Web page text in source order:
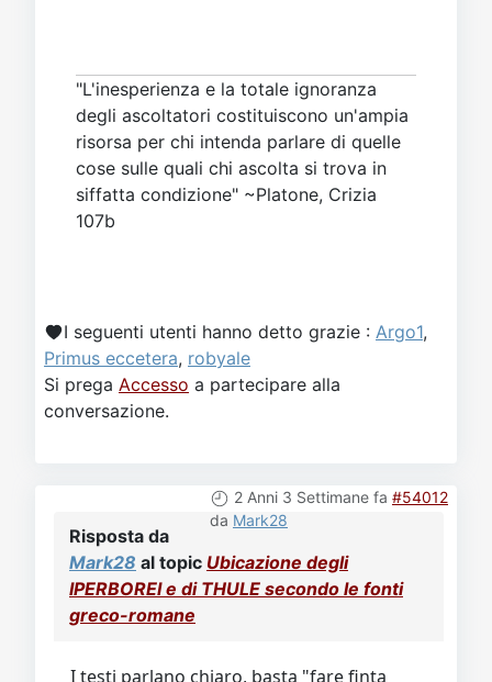
"L'inesperienza e la totale ignoranza
degli ascoltatori costituiscono un'ampia
risorsa per chi intenda parlare di quelle
cose sulle quali chi ascolta si trova in
siffatta condizione" ~Platone, Crizia
107b
I seguenti utenti hanno detto grazie : Argo1,
Primus eccetera, robyale
Si prega Accesso a partecipare alla
conversazione.
2 Anni 3 Settimane fa #54012
da Mark28
Risposta da
Mark28 al topic Ubicazione degli
IPERBOREI e di THULE secondo le fonti
greco-romane
I testi parlano chiaro, basta "fare finta